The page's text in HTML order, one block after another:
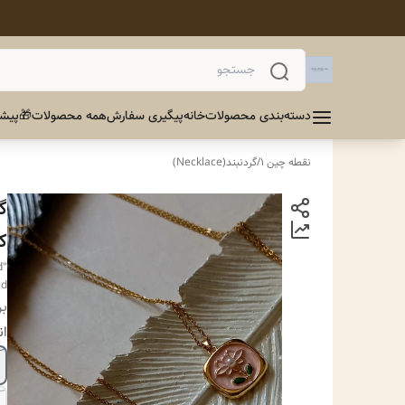
دسته‌بندی محصولاتخانهپیگیری سفارشهمه محصولات
نقطه چین 1 /گردنبند(Necklace)